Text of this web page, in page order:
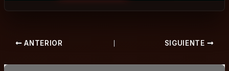
ANTERIOR SIGUIENTE